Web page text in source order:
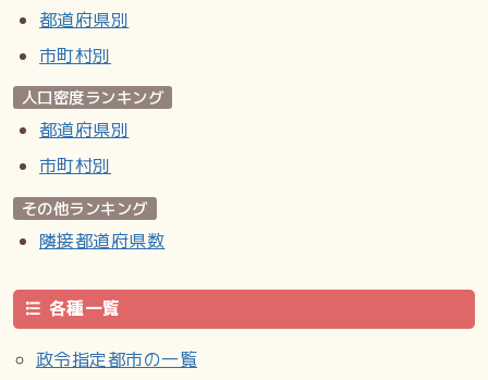
都道府県別
市町村別
人口密度ランキング
都道府県別
市町村別
その他ランキング
隣接都道府県数
各種一覧
政令指定都市の一覧